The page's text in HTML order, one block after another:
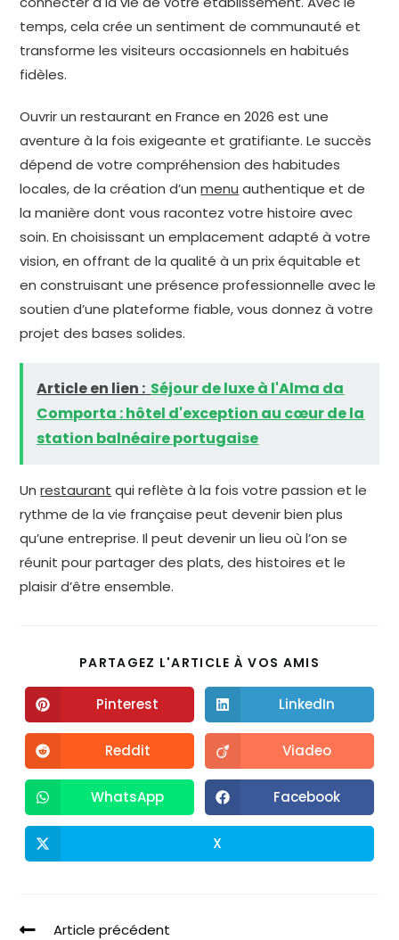
temps, cela crée un sentiment de communauté et
transforme les visiteurs occasionnels en habitués
fidèles.
Ouvrir un restaurant en France en 2026 est une
aventure à la fois exigeante et gratifiante. Le succès
dépend de votre compréhension des habitudes
locales, de la création d’unmenu authentique et de
la manière dont vous racontez votre histoire avec
soin. En choisissant un emplacement adapté à votre
vision, en offrant de la qualité à un prix équitable et
en construisant une présence professionnelle avec le
soutien d’une plateforme fiable, vous donnez à votre
projet des bases solides.
Article en lien : Séjour de luxe à l'Alma da
Comporta : hôtel d'exception au cœur de la
station balnéaire portugaise
Unrestaurant qui reflète à la fois votre passion et le
rythme de la vie française peut devenir bien plus
qu’une entreprise. Il peut devenir un lieu où l’on se
réunit pour partager des plats, des histoires et le
plaisir d’être ensemble.
PARTAGEZ L'ARTICLE À VOS AMIS
Pinterest LinkedIn
Reddit Viadeo
WhatsApp Facebook
X
Article précédent